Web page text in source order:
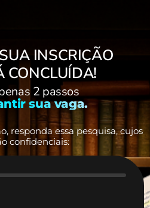
SUA INSCRIÇÃO
CONCLUÍDA!
2 passos
sua vaga.
responda essa pesquisa, cujos
confidenciais: